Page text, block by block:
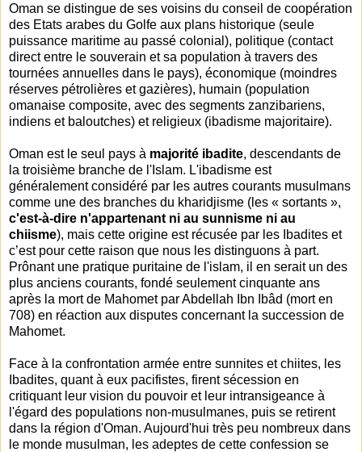
Oman se distingue de ses voisins du conseil de coopération
des Etats arabes du Golfe aux plans historique (seule
puissance maritime au passé colonial), politique (contact
direct entre le souverain et sa population à travers des
tournées annuelles dans le pays), économique (moindres
réserves pétrolières et gazières), humain (population
omanaise composite, avec des segments zanzibariens,
indiens et baloutches) et religieux (ibadisme majoritaire).
Oman est le seul pays à majorité ibadite, descendants de
la troisième branche de l'Islam. L'ibadisme est
généralement considéré par les autres courants musulmans
comme une des branches du kharidjisme (les « sortants »,
c'est-à-dire n'appartenant ni au sunnisme ni au
chiisme), mais cette origine est récusée par les Ibadites et
c’est pour cette raison que nous les distinguons à part.
Prônant une pratique puritaine de l'islam, il en serait un des
plus anciens courants, fondé seulement cinquante ans
après la mort de Mahomet par Abdellah Ibn Ibâd (mort en
708) en réaction aux disputes concernant la succession de
Mahomet.
Face à la confrontation armée entre sunnites et chiites, les
Ibadites, quant à eux pacifistes, firent sécession en
critiquant leur vision du pouvoir et leur intransigeance à
l'égard des populations non-musulmanes, puis se retirent
dans la région d'Oman. Aujourd'hui très peu nombreux dans
le monde musulman, les adeptes de cette confession se